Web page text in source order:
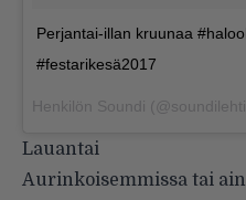
Perjantai-illan kruunaa
#festarikesä2017
Henkilön Soundi
Lauantai
Aurinkoisemmissa tai